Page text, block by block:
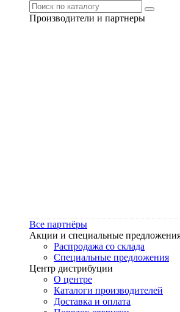
Производители и партнеры
Все партнёры
Акции и специальные
Распродажа со склада
Специальные предложения
Центр дистрибуции
О центре
Каталоги производителей
Доставка и оплата